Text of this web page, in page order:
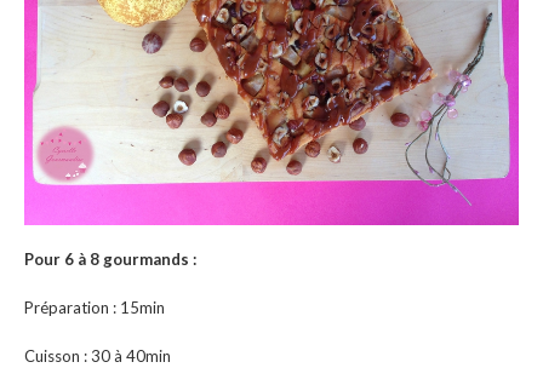
Pour 6 à 8 gourmands :
Préparation : 15min
Cuisson : 30 à 40min